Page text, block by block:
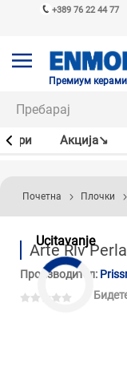
+389 76 22 44 77
Премиум
Акцијa↘
Ucitavanje
Почетна Плочки
Arte Rlv
Производител: